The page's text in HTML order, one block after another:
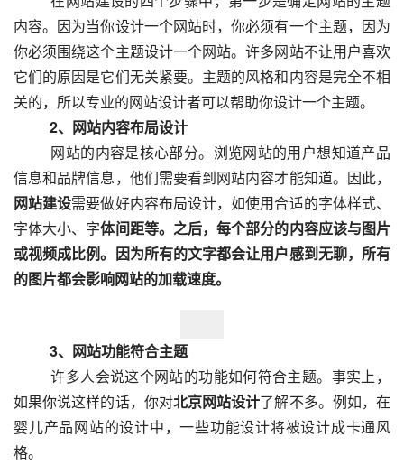
内容。因为当你设计一个网站时，你必须有一个主题，因为
你必须围绕这个主题设计一个网站。许多网站不让用户喜欢
它们的原因是它们无关紧要。主题的风格和内容是完全不相
关的，所以专业的网站设计者可以帮助你设计一个主题。
2、网站内容布局设计
信息和品牌信息，他们需要看到网站内容才能知道。因此，
网站建设需要做好内容布局设计，如使用合适的字体样式、
字体大小、字体间距等。之后，每个部分的内容应该与图片
或视频成比例。因为所有的文字都会让用户感到无聊，所有
的图片都会影响网站的加载速度。
3、网站功能符合主题
如果你说这样的话，你对北京网站设计了解不多。例如，在
婴儿产品网站的设计中，一些功能设计将被设计成卡通风
格。